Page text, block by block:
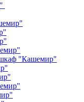
"Кашемир"